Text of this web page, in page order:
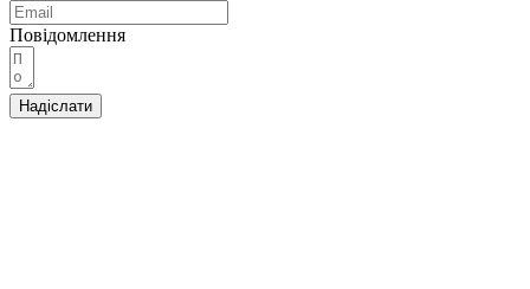
Повідомлення
Надіслати